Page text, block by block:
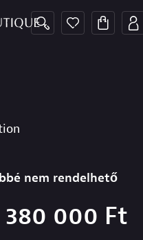
nem rendelhető
380 000 Ft